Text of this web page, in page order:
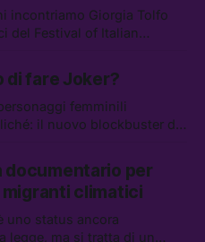
incontriamo Giorgia Tolfo
del Festival of Italian
barriere geografiche e
di fare Joker?
femminili
il nuovo blockbuster di
documentario per
climatici
uno status ancora
legge, ma si tratta di un